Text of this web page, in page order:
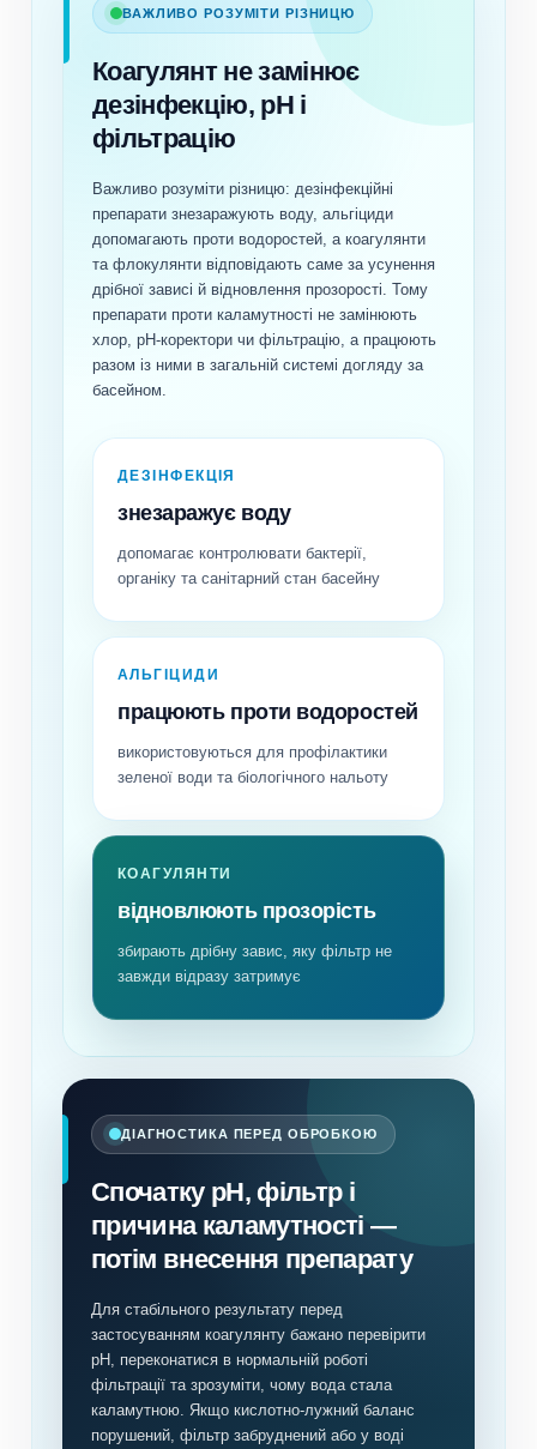
ВАЖЛИВО РОЗУМІТИ РІЗНИЦЮ
Коагулянт не замінює
дезінфекцію, pH і
фільтрацію
Важливо розуміти різницю: дезінфекційні
препарати знезаражують воду, альгіциди
допомагають проти водоростей, а коагулянти
та флокулянти відповідають саме за усунення
дрібної зависі й відновлення прозорості. Тому
препарати проти каламутності не замінюють
хлор, pH-коректори чи фільтрацію, а працюють
разом із ними в загальній системі догляду за
басейном.
ДЕЗІНФЕКЦІЯ
знезаражує воду
допомагає контролювати бактерії,
органіку та санітарний стан басейну
АЛЬГІЦИДИ
працюють проти водоростей
використовуються для профілактики
зеленої води та біологічного нальоту
КОАГУЛЯНТИ
відновлюють прозорість
збирають дрібну завис, яку фільтр не
завжди відразу затримує
ДІАГНОСТИКА ПЕРЕД ОБРОБКОЮ
Спочатку pH, фільтр і
причина каламутності —
потім внесення препарату
Для стабільного результату перед
застосуванням коагулянту бажано перевірити
pH, переконатися в нормальній роботі
фільтрації та зрозуміти, чому вода стала
каламутною. Якщо кислотно-лужний баланс
порушений, фільтр забруднений або у воді